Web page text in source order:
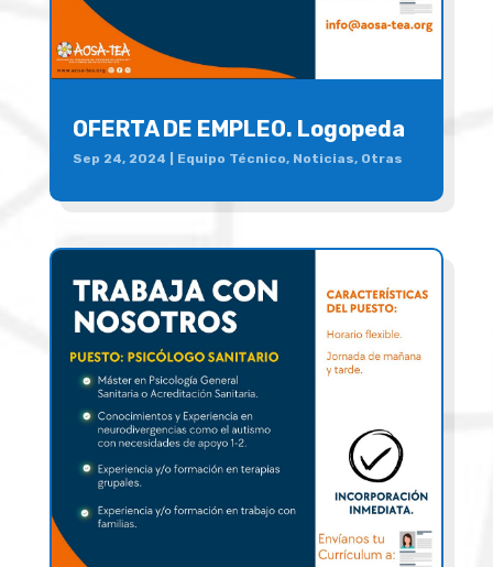
OFERTA DE EMPLEO. Logopeda
Sep 24, 2024 Equipo Técnico, Noticias, Otras